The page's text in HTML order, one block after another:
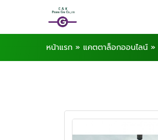
หน้าแรก » แคตตาล็อกออนไลน์ »